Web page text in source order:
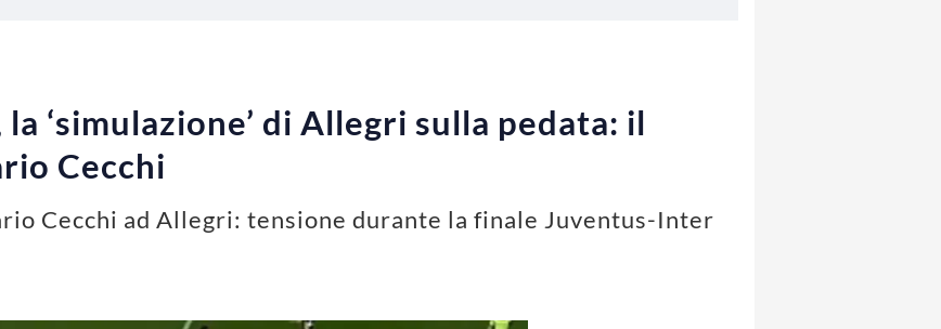
‘simulazione’ di Allegri sulla pedata: il
Cecchi
Cecchi ad Allegri: tensione durante la finale Juventus-Inter